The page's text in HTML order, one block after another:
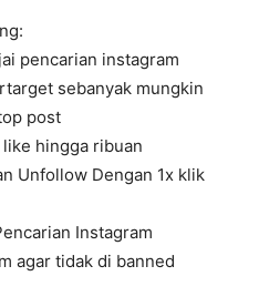
pencarian instagram
sebanyak mungkin
post
hingga ribuan
Unfollow Dengan 1x klik
Instagram
agar tidak di banned